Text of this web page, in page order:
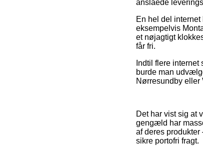
anslåede
En hel del
eksempelvis
et nøjagtigt
får fri.
Indtil flere
burde man
Nørresundby eller
Det har vist sig at
gengæld har
af deres
sikre portofri fragt.